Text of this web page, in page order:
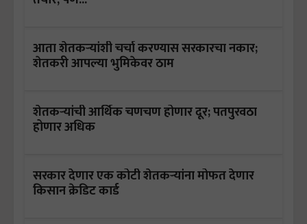
आता शेतकऱ्यांशी चर्चा करण्यास सरकारचा नकार;
शेतकरी आपल्या भुमिकेवर ठाम
शेतकऱ्यांची आर्थिक चणचण होणार दूर; पतपुरवठा
होणार अधिक
सरकार देणार एक कोटी शेतकऱ्यांना मोफत देणार
किसान क्रेडिट कार्ड